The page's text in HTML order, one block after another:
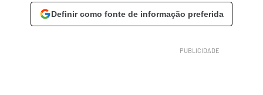
Definir como fonte de informação preferida